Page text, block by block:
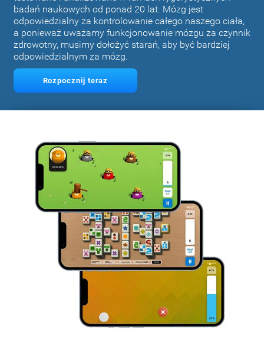
badań naukowych od ponad 20 lat. Mózg jest
odpowiedzialny za kontrolowanie całego naszego ciała,
a ponieważ uważamy funkcjonowanie mózgu za czynnik
zdrowotny, musimy dołożyć starań, aby być bardziej
odpowiedzialnym za mózg.
Rozpocznij teraz